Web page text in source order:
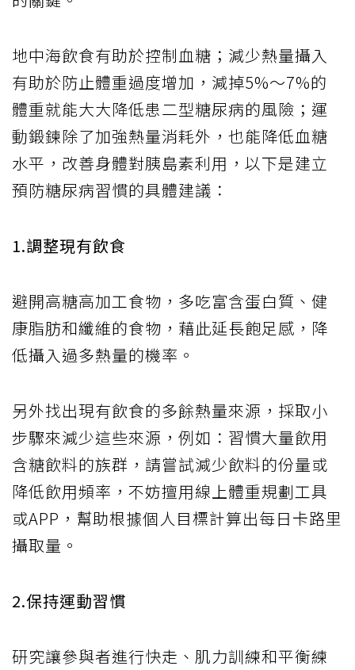
地中海飲食有助於控制血糖；減少熱量攝入
有助於防止體重過度增加，減掉5%～7%的
體重就能大大降低患二型糖尿病的風險；運
動鍛鍊除了加強熱量消耗外，也能降低血糖
水平，改善身體對胰島素利用，以下是建立
預防糖尿病習慣的具體建議：
1.調整現有飲食
避開高糖高加工食物，多吃富含蛋白質、健
康脂肪和纖維的食物，藉此延長飽足感，降
低攝入過多熱量的機率。
另外找出現有飲食的多餘熱量來源，採取小
步驟來減少這些來源，例如：習慣大量飲用
含糖飲料的族群，請嘗試減少飲料的份量或
降低飲用頻率，不妨擅用線上體重規劃工具
或APP，幫助根據個人目標計算出每日卡路里
攝取量。
2.保持運動習慣
研究讓參與者進行快走、肌力訓練和平衡練